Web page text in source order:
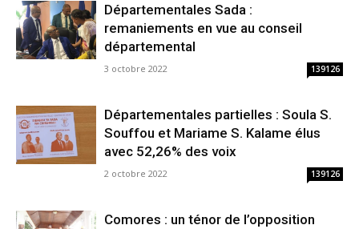
Départementales Sada :
remaniements en vue au conseil
départemental
3 octobre 2022 139126
Départementales partielles : Soula S.
Souffou et Mariame S. Kalame élus
avec 52,26% des voix
2 octobre 2022 139126
Comores : un ténor de l’opposition